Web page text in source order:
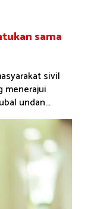
sama
sivil
menerajui
undan...